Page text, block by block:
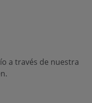
a través de nuestra